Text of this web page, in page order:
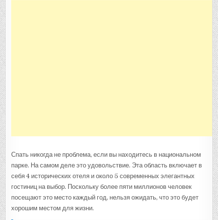
Спать никогда не проблема, если вы находитесь в национальном
парке. На самом деле это удовольствие. Эта область включает в
себя 4 исторических отеля и около 5 современных элегантных
гостиниц на выбор. Поскольку более пяти миллионов человек
посещают это место каждый год, нельзя ожидать, что это будет
хорошим местом для жизни.